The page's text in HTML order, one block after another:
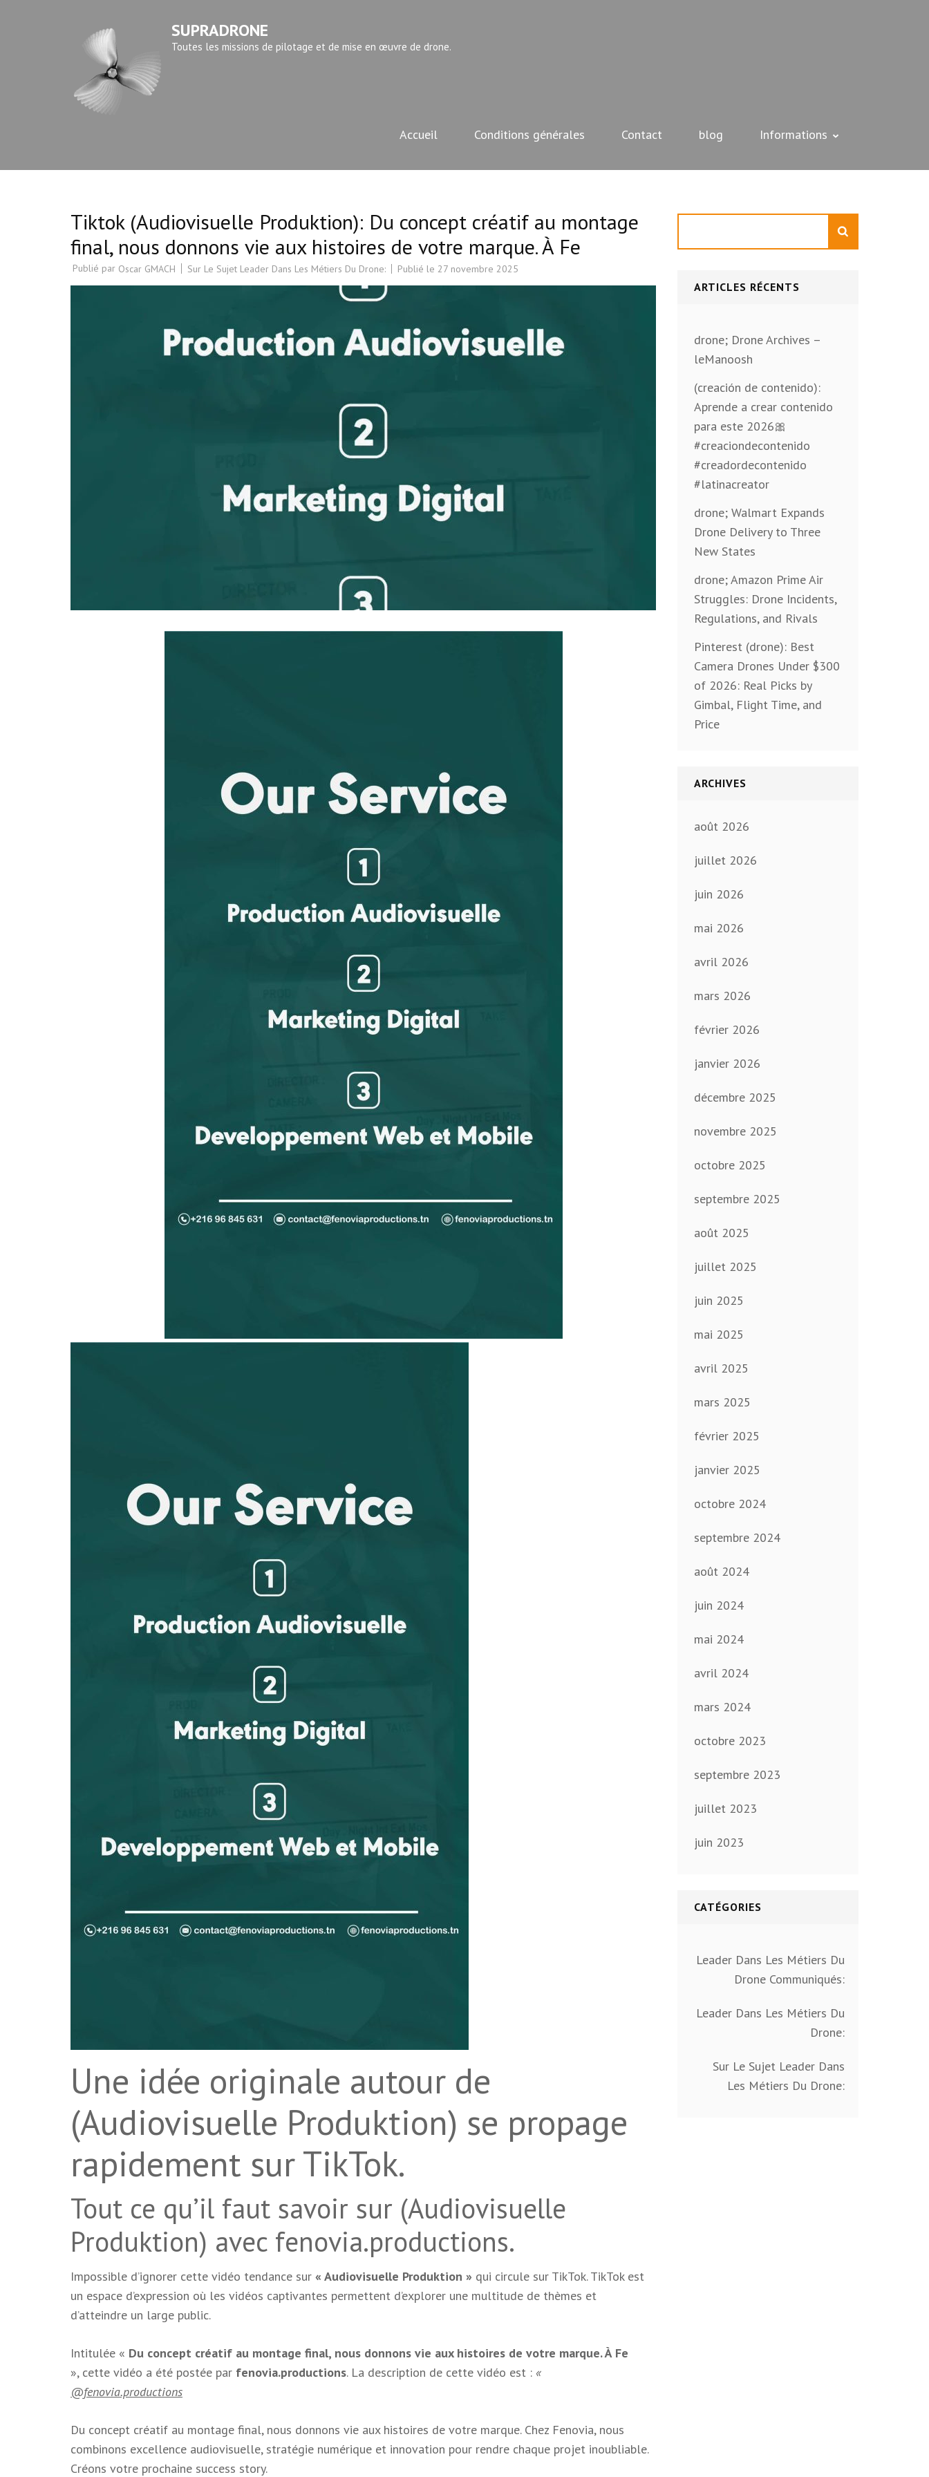
SUPRADRONE
Toutes les missions de pilotage et de mise en œuvre de drone.
Accueil Conditions générales Contact blog Informations
Tiktok (Audiovisuelle Produktion): Du concept créatif au montage
final, nous donnons vie aux histoires de votre marque. À Fe
Publié par Oscar GMACH Sur Le Sujet Leader Dans Les Métiers Du Drone: Publié le 27 novembre 2025
Une idée originale autour de
(Audiovisuelle Produktion) se propage
rapidement sur TikTok.
Tout ce qu’il faut savoir sur (Audiovisuelle
Produktion) avec fenovia.productions.
Impossible d’ignorer cette vidéo tendance sur « Audiovisuelle Produktion » qui circule sur TikTok. TikTok est
un espace d’expression où les vidéos captivantes permettent d’explorer une multitude de thèmes et
d’atteindre un large public.
Intitulée « Du concept créatif au montage final, nous donnons vie aux histoires de votre marque. À Fe
», cette vidéo a été postée par fenovia.productions. La description de cette vidéo est : «
@fenovia.productions
Du concept créatif au montage final, nous donnons vie aux histoires de votre marque. Chez Fenovia, nous
combinons excellence audiovisuelle, stratégie numérique et innovation pour rendre chaque projet inoubliable.
Créons votre prochaine success story.
ARTICLES RÉCENTS
drone; Drone Archives –
leManoosh
(creación de contenido):
Aprende a crear contenido
para este 2026🎀
#creaciondecontenido
#creadordecontenido
#latinacreator
drone; Walmart Expands
Drone Delivery to Three
New States
drone; Amazon Prime Air
Struggles: Drone Incidents,
Regulations, and Rivals
Pinterest (drone): Best
Camera Drones Under $300
of 2026: Real Picks by
Gimbal, Flight Time, and
Price
ARCHIVES
août 2026
juillet 2026
juin 2026
mai 2026
avril 2026
mars 2026
février 2026
janvier 2026
décembre 2025
novembre 2025
octobre 2025
septembre 2025
août 2025
juillet 2025
juin 2025
mai 2025
avril 2025
mars 2025
février 2025
janvier 2025
octobre 2024
septembre 2024
août 2024
juin 2024
mai 2024
avril 2024
mars 2024
octobre 2023
septembre 2023
juillet 2023
juin 2023
CATÉGORIES
Leader Dans Les Métiers Du
Drone Communiqués:
Leader Dans Les Métiers Du
Drone:
Sur Le Sujet Leader Dans
Les Métiers Du Drone: